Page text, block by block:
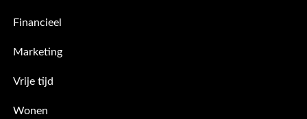
Financieel
Marketing
Vrije tijd
Wonen